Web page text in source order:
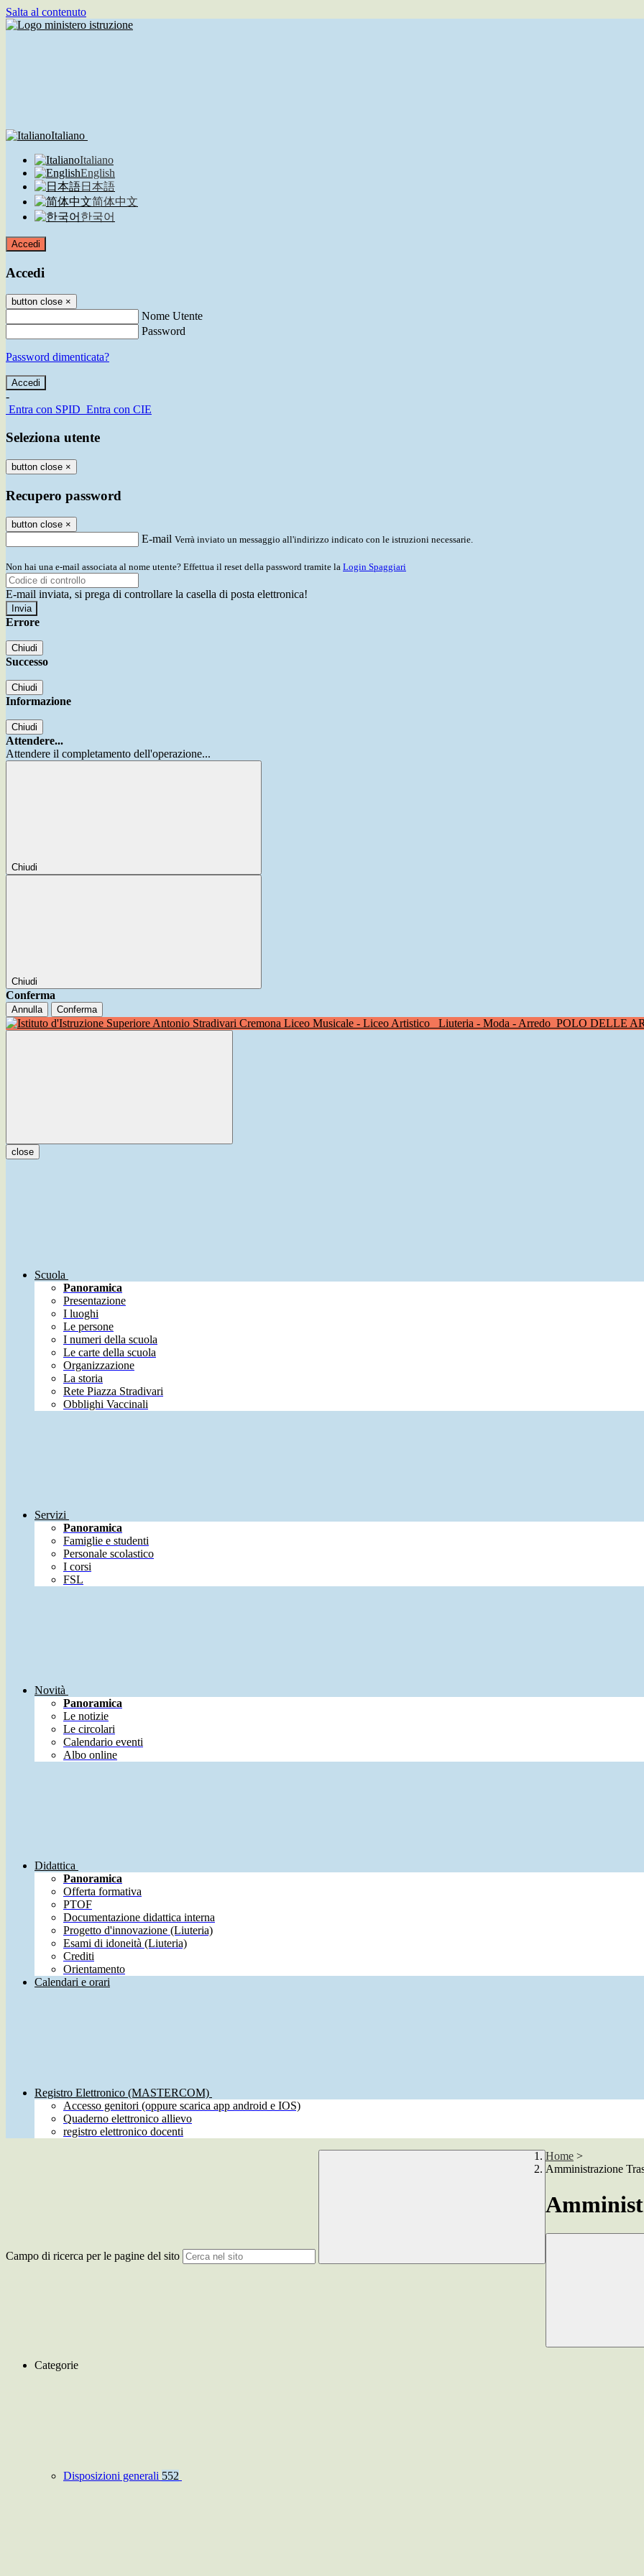
Salta al contenuto
Italiano
Italiano
English
日本語
简体中文
한국어
Accedi
Accedi
button close ×
Nome Utente
Password
Password dimenticata?
-
Entra con SPID Entra con CIE
Seleziona utente
button close ×
Recupero password
button close ×
E-mail Verrà inviato un messaggio all'indirizzo indicato con le istruzioni necessarie.
Non hai una e-mail associata al nome utente? Effettua il reset della password tramite la Login Spaggiari
E-mail inviata, si prega di controllare la casella di posta elettronica!
Errore
Chiudi
Successo
Chiudi
Informazione
Chiudi
Attendere...
Attendere il completamento dell'operazione...
Chiudi
Chiudi
Conferma
Annulla Conferma
Liceo Musicale - Liceo Artistico Liuteria - Moda - Arredo POLO DELLE
close
Scuola
Panoramica
Presentazione
I luoghi
Le persone
I numeri della scuola
Le carte della scuola
Organizzazione
La storia
Rete Piazza Stradivari
Obblighi Vaccinali
Servizi
Panoramica
Famiglie e studenti
Personale scolastico
I corsi
FSL
Novità
Panoramica
Le notizie
Le circolari
Calendario eventi
Albo online
Didattica
Panoramica
Offerta formativa
PTOF
Documentazione didattica interna
Progetto d'innovazione (Liuteria)
Esami di idoneità (Liuteria)
Crediti
Orientamento
Calendari e orari
Registro Elettronico (MASTERCOM)
Accesso genitori (oppure scarica app android e IOS)
Quaderno elettronico allievo
registro elettronico docenti
Campo di ricerca per le pagine del sito
Home >
Amministrazione
Categorie
Disposizioni generali 552